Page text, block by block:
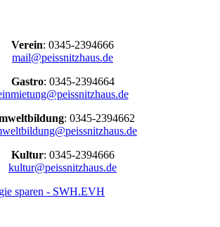
Verein: 0345-2394666
mail@peissnitzhaus.de
Gastro: 0345-2394664
: 0345-2394662
Kultur: 0345-2394666
kultur@peissnitzhaus.de